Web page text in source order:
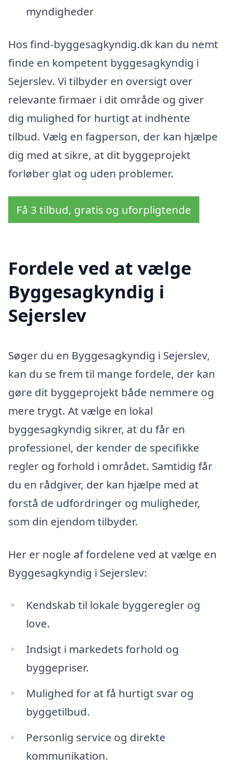
myndigheder
Hos find-byggesagkyndig.dk kan du nemt
finde en kompetent byggesagkyndig i
Sejerslev. Vi tilbyder en oversigt over
relevante firmaer i dit område og giver
dig mulighed for hurtigt at indhente
tilbud. Vælg en fagperson, der kan hjælpe
dig med at sikre, at dit byggeprojekt
forløber glat og uden problemer.
Få 3 tilbud, gratis og uforpligtende
Fordele ved at vælge
Byggesagkyndig i
Sejerslev
Søger du en Byggesagkyndig i Sejerslev,
kan du se frem til mange fordele, der kan
gøre dit byggeprojekt både nemmere og
mere trygt. At vælge en lokal
byggesagkyndig sikrer, at du får en
professionel, der kender de specifikke
regler og forhold i området. Samtidig får
du en rådgiver, der kan hjælpe med at
forstå de udfordringer og muligheder,
som din ejendom tilbyder.
Her er nogle af fordelene ved at vælge en
Byggesagkyndig i Sejerslev:
Kendskab til lokale byggeregler og
love.
Indsigt i markedets forhold og
byggepriser.
Mulighed for at få hurtigt svar og
byggetilbud.
Personlig service og direkte
kommunikation.